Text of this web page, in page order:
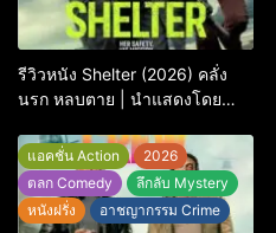
รีวิวหนัง Shelter (2026) คลั่ง
นรก หลบตาย | นำแสดงโดย
แอคชั่น Action
2026
ตลก Comedy
ลึกลับ Mystery
หนังฝรั่ง
อาชญากรรม Crime